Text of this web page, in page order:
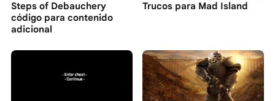
Steps of Debauchery
código para contenido
adicional
Trucos para Mad Island